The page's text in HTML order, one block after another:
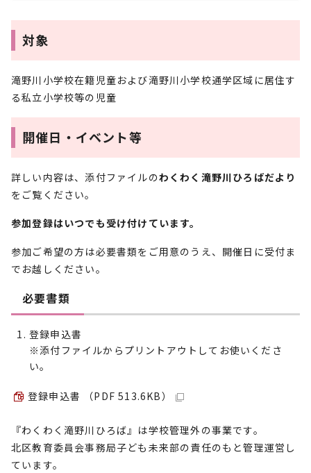
対象
滝野川小学校在籍児童および滝野川小学校通学区域に居住す
る私立小学校等の児童
開催日・イベント等
詳しい内容は、添付ファイルのわくわく滝野川ひろばだより
をご覧ください。
参加登録はいつでも受け付けています。
参加ご希望の方は必要書類をご用意のうえ、開催日に受付ま
でお越しください。
必要書類
登録申込書
※添付ファイルからプリントアウトしてお使いくださ
い。
登録申込書 （PDF 513.6KB）
『わくわく滝野川ひろば』は学校管理外の事業です。
北区教育委員会事務局子ども未来部の責任のもと管理運営し
ています。